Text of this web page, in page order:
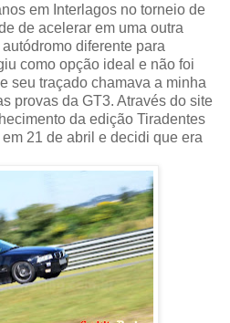
em Interlagos no torneio de
de acelerar em uma outra
diferente para
como opção ideal e não foi
seu traçado chamava a minha
provas da GT3. Através do site
da edição Tiradentes
21 de abril e decidi que era